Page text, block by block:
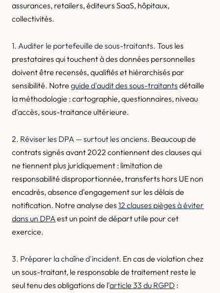
assurances, retailers, éditeurs SaaS, hôpitaux,
collectivités.
1. Auditer le portefeuille de sous-traitants. Tous les
prestataires qui touchent à des données personnelles
doivent être recensés, qualifiés et hiérarchisés par
sensibilité. Notre guide d'audit des sous-traitants détaille
la méthodologie : cartographie, questionnaires, niveau
d'accès, sous-traitance ultérieure.
2. Réviser les DPA — surtout les anciens. Beaucoup de
contrats signés avant 2022 contiennent des clauses qui
ne tiennent plus juridiquement : limitation de
responsabilité disproportionnée, transferts hors UE non
encadrés, absence d'engagement sur les délais de
notification. Notre analyse des 12 clauses pièges à éviter
dans un DPAest un point de départ utile pour cet
exercice.
3. Préparer la chaîne d'incident. En cas de violation chez
un sous-traitant, le responsable de traitement reste le
seul tenu des obligations de l'article 33 du RGPD :